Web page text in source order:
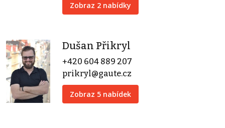
Zobraz 2 nabídky
Dušan Přikryl
+420 604 889 207
prikryl@gaute.cz
Zobraz 5 nabídek